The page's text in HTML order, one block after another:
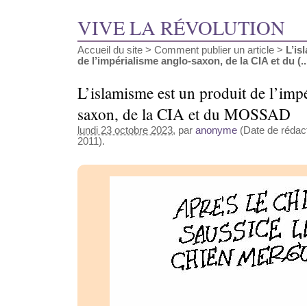
VIVE LA RÉVOLUTION
Accueil du site > Comment publier un article >
de l’impérialisme anglo-saxon, de la CIA et du
L’islamisme est un produit de
saxon, de la CIA et du MOSSAD
lundi 23 octobre 2023, par anonyme (Date de
2011).